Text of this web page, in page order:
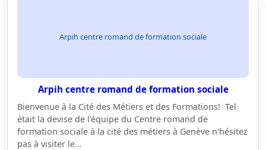
Arpih centre romand de formation sociale
Arpih centre romand de formation sociale
Bienvenue à la Cité des Métiers et des Formations! Tel
était la devise de l'équipe du Centre romand de
formation sociale à la cité des métiers à Genève n'hésitez
pas à visiter le…